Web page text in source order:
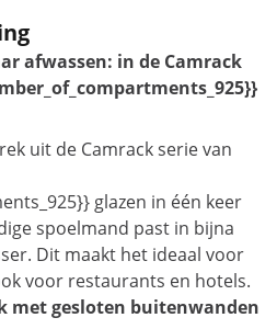
afwassen: in de Camrack
uit de Camrack serie van
glazen in één keer
spoelmand past in bijna
Dit maakt het ideaal voor
voor restaurants en hotels.
met gesloten buitenwanden